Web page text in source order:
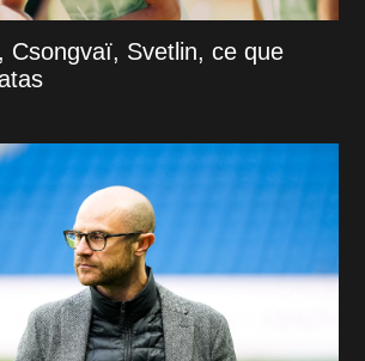
Csongvaï, Svetlin, ce que